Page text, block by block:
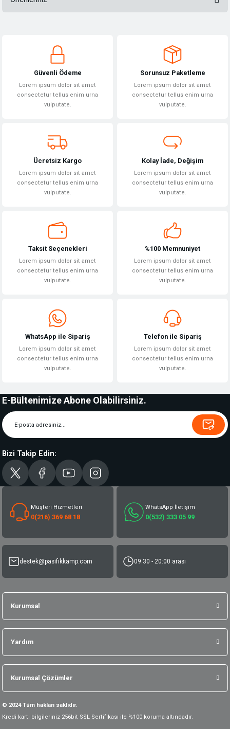
Görüş ve önerileriniz için teşekkür ederiz.
Ürün açıklamasında eksik bilgiler bulunuyor.
Ürün bilgilerinde hatalar bulunuyor.
Bu ürüne benzer farklı alternatifler olmalı.
Güvenli Ödeme
Lorem ipsum dolor sit amet
consectetur tellus enim urna
vulputate.
Sorunsuz Paketleme
Lorem ipsum dolor sit amet
consectetur tellus enim urna
vulputate.
Ücretsiz Kargo
Lorem ipsum dolor sit amet
consectetur tellus enim urna
vulputate.
Kolay İade, Değişim
Lorem ipsum dolor sit amet
consectetur tellus enim urna
vulputate.
Taksit Seçenekleri
Lorem ipsum dolor sit amet
consectetur tellus enim urna
vulputate.
%100 Memnuniyet
Lorem ipsum dolor sit amet
consectetur tellus enim urna
vulputate.
WhatsApp ile Sipariş
Lorem ipsum dolor sit amet
consectetur tellus enim urna
vulputate.
Telefon ile Sipariş
Lorem ipsum dolor sit amet
consectetur tellus enim urna
vulputate.
E-Bültenimize Abone Olabilirsiniz.
Bizi Takip Edin:
Müşteri Hizmetleri
0(216) 369 68 18
WhatsApp İletişim
0(532) 333 05 99
destek@pasifikkamp.com 09:30 - 20:00 arası
Kurumsal
Yardım
Kurumsal Çözümler
© 2024 Tüm hakları saklıdır.
Kredi kartı bilgileriniz 256bit SSL Sertifikası ile %100 koruma altındadır.